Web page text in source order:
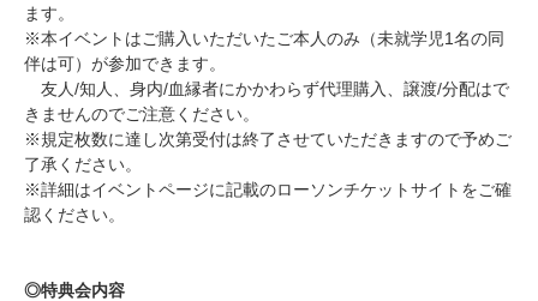
ます。
※本イベントはご購入いただいたご本人のみ（未就学児1名の同
伴は可）が参加できます。
友人/知人、身内/血縁者にかかわらず代理購入、譲渡/分配はで
きませんのでご注意ください。
※規定枚数に達し次第受付は終了させていただきますので予めご
了承ください。
※詳細はイベントページに記載のローソンチケットサイトをご確
認ください。
◎特典会内容